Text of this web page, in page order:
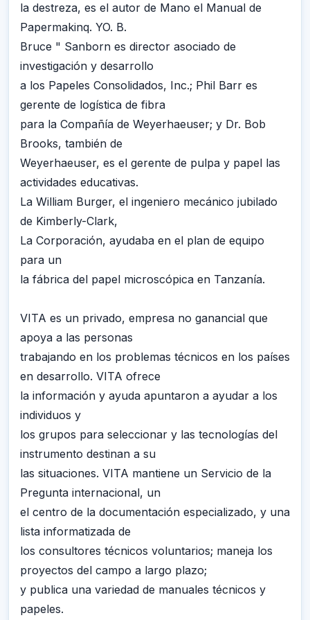
la destreza, es el autor de Mano el Manual de
Papermakinq. YO. B.
Bruce " Sanborn es director asociado de
investigación y desarrollo
a los Papeles Consolidados, Inc.; Phil Barr es
gerente de logística de fibra
para la Compañía de Weyerhaeuser; y Dr. Bob
Brooks, también de
Weyerhaeuser, es el gerente de pulpa y papel las
actividades educativas.
La William Burger, el ingeniero mecánico jubilado
de Kimberly-Clark,
La Corporación, ayudaba en el plan de equipo
para un
la fábrica del papel microscópica en Tanzanía.
VITA es un privado, empresa no ganancial que
apoya a las personas
trabajando en los problemas técnicos en los países
en desarrollo. VITA ofrece
la información y ayuda apuntaron a ayudar a los
individuos y
los grupos para seleccionar y las tecnologías del
instrumento destinan a su
las situaciones. VITA mantiene un Servicio de la
Pregunta internacional, un
el centro de la documentación especializado, y una
lista informatizada de
los consultores técnicos voluntarios; maneja los
proyectos del campo a largo plazo;
y publica una variedad de manuales técnicos y
papeles.